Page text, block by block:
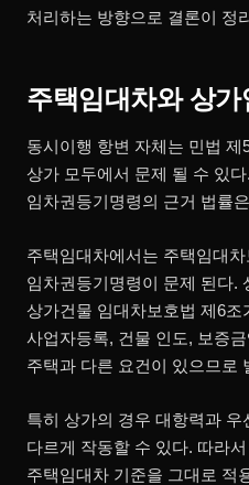
처리하는 방향으로 결론이 정
주택임대차와 상가
동시이행 항변 자체는 민법
상가 모두에서 문제 될 수 있
임차권등기명령의 근거 법률
주택임대차에서는 주택임대
임차권등기명령이 문제 된다.
상가건물 임대차보호법 제6조
사업자등록, 건물 인도, 보증
주택과 다른 요건이 있으므로
특히 상가의 경우 대항력과
다르게 작동할 수 있다. 따라
주택임대차 기준을 그대로 적